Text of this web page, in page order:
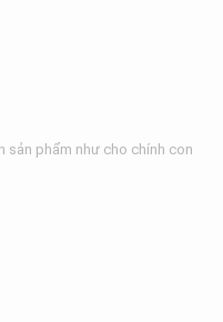
sản phẩm như cho chính con